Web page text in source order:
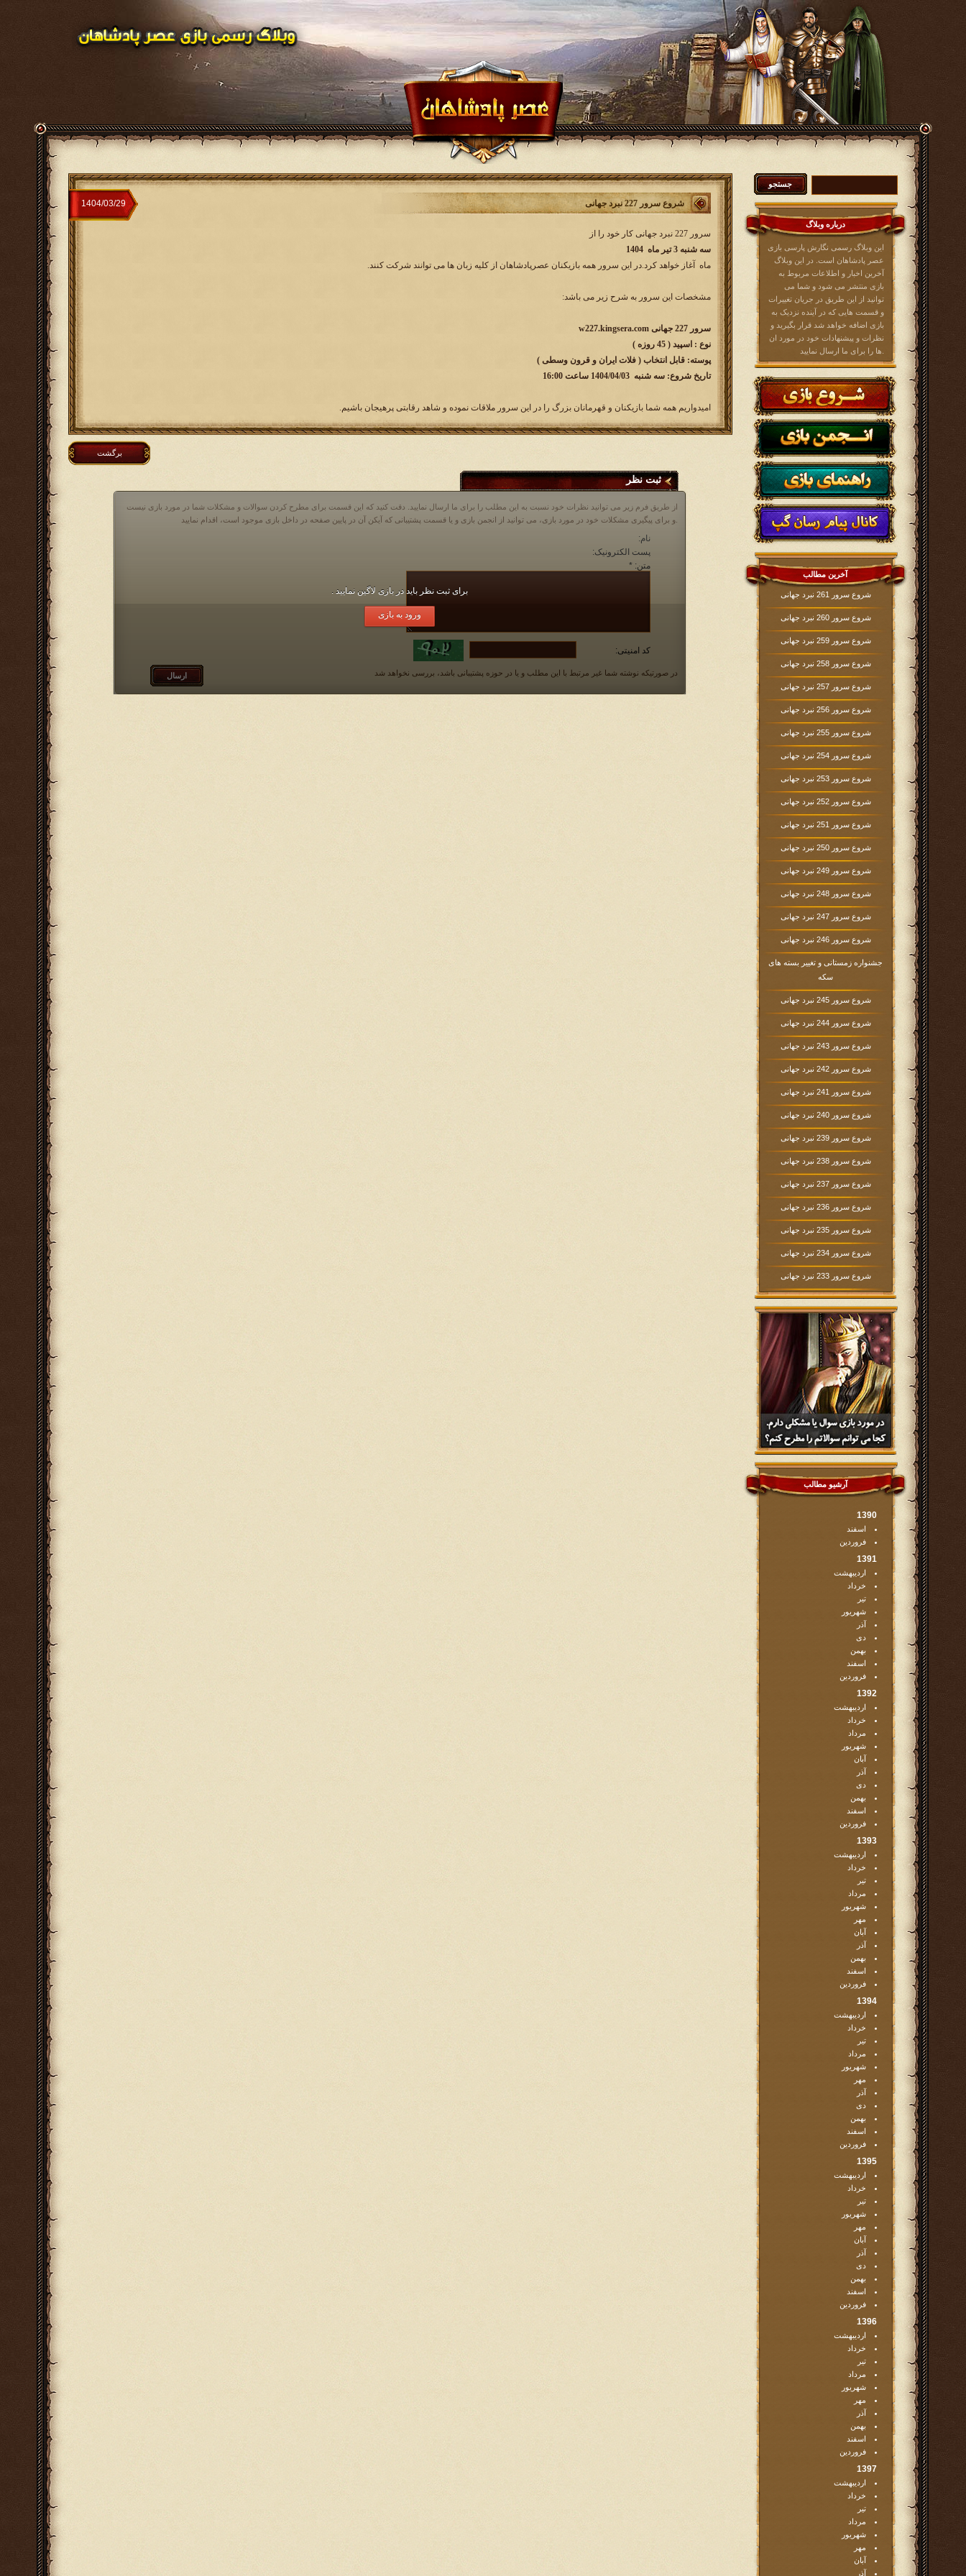
درباره وبلاگ
این وبلاگ رسمی نگارش پارسی بازی
عصر پادشاهان است. در این وبلاگ
آخرین اخبار و اطلاعات مربوط به
بازی منتشر می شود و شما می
توانید از این طریق در جریان تغییرات
و قسمت هایی که در آینده نزدیک به
بازی اضافه خواهد شد قرار بگیرید و
نظرات و پیشنهادات خود در مورد ان
آخرین مطالب
شروع سرور 261 نبرد جهانی
شروع سرور 260 نبرد جهانی
شروع سرور 259 نبرد جهانی
شروع سرور 258 نبرد جهانی
شروع سرور 257 نبرد جهانی
شروع سرور 256 نبرد جهانی
شروع سرور 255 نبرد جهانی
شروع سرور 254 نبرد جهانی
شروع سرور 253 نبرد جهانی
شروع سرور 252 نبرد جهانی
شروع سرور 251 نبرد جهانی
شروع سرور 250 نبرد جهانی
شروع سرور 249 نبرد جهانی
شروع سرور 248 نبرد جهانی
شروع سرور 247 نبرد جهانی
شروع سرور 246 نبرد جهانی
جشنواره زمستانی و تغییر بسته های
سکه
شروع سرور 245 نبرد جهانی
شروع سرور 244 نبرد جهانی
شروع سرور 243 نبرد جهانی
شروع سرور 242 نبرد جهانی
شروع سرور 241 نبرد جهانی
شروع سرور 240 نبرد جهانی
شروع سرور 239 نبرد جهانی
شروع سرور 238 نبرد جهانی
شروع سرور 237 نبرد جهانی
شروع سرور 236 نبرد جهانی
شروع سرور 235 نبرد جهانی
شروع سرور 234 نبرد جهانی
شروع سرور 233 نبرد جهانی
آرشیو مطالب
1390
اسفند
فروردین
1391
اردیبهشت
خرداد
تیر
شهریور
آذر
دی
بهمن
اسفند
فروردین
1392
اردیبهشت
خرداد
مرداد
شهریور
آبان
آذر
دی
بهمن
اسفند
فروردین
1393
اردیبهشت
خرداد
تیر
مرداد
شهریور
مهر
آبان
آذر
بهمن
اسفند
فروردین
1394
اردیبهشت
خرداد
تیر
مرداد
شهریور
مهر
آذر
دی
بهمن
اسفند
فروردین
1395
اردیبهشت
خرداد
تیر
شهریور
مهر
آبان
آذر
دی
بهمن
اسفند
فروردین
1396
اردیبهشت
خرداد
تیر
مرداد
شهریور
مهر
آذر
بهمن
اسفند
فروردین
1397
اردیبهشت
خرداد
تیر
مرداد
شهریور
مهر
آبان
آذر
شروع سرور 227 نبرد جهانی
سرور 227 نبرد جهانی کار خود را از
سه شنبه 3 تیر ماه 1404
ماه آغاز خواهد کرد.در این سرور همه بازیکنان عصرپادشاهان از کلیه زبان ها می توانند شرکت کنند.
مشخصات این سرور به شرح زیر می باشد:
سرور 227 جهانی w227.kingsera.com
نوع : اسپید ( 45 روزه )
پوسته: قابل انتخاب ( فلات ایران و قرون وسطی )
تاریخ شروع: سه شنبه 1404/04/03 ساعت 16:00
امیدواریم همه شما بازیکنان و قهرمانان بزرگ را در این سرور ملاقات نموده و شاهد رقابتی پرهیجان باشیم.
برگشت
ثبت نظر
از طریق فرم زیر می توانید نظرات خود نسبت به این مطلب را برای ما ارسال نمایید. دقت کنید که این قسمت برای مطرح کردن سوالات و مشکلات شما در مورد بازی نیست
نام:
پست الکترونیک:
متن:*
کد امنیتی:
در صورتیکه نوشته شما غیر مرتبط با این مطلب و یا در حوزه پشتیبانی باشد، بررسی نخواهد شد
برای ثبت نظر باید در بازی لاگین نمایید .
ورود به بازی